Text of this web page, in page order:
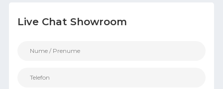
Live Chat Showroom